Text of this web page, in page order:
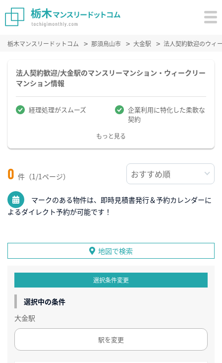
栃木マンスリードットコム 那須烏山市 大金駅 法人契約歓迎のウィ
法人契約歓迎/大金駅のマンスリーマンション・ウィークリー
マンション情報
経理処理がスムーズ
企業利用に特化した柔軟な
契約
もっと見る
0 件（1/1ページ）
マークのある物件は、即時見積書発行＆予約カレンダーに
よるダイレクト予約が可能です！
地図で検索
選択条件変更
選択中の条件
大金駅
駅を変更